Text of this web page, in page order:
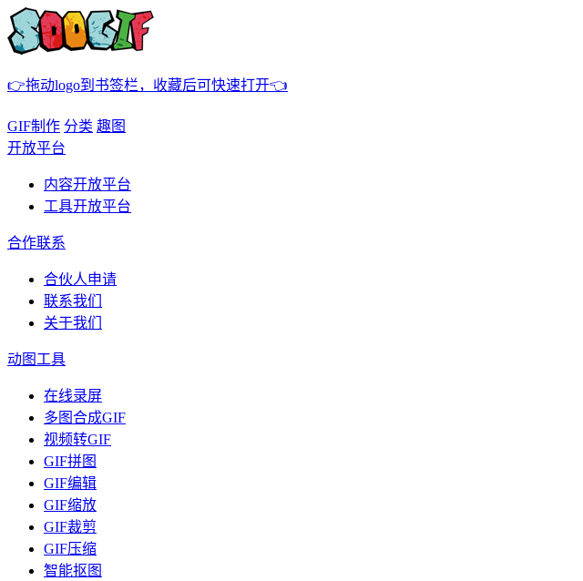
👉拖动logo到书签栏，收藏后可快速打开👈
GIF制作 分类 趣图
开放平台
内容开放平台
工具开放平台
合作联系
合伙人申请
联系我们
关于我们
动图工具
在线录屏
多图合成GIF
视频转GIF
GIF拼图
GIF编辑
GIF缩放
GIF裁剪
GIF压缩
智能抠图